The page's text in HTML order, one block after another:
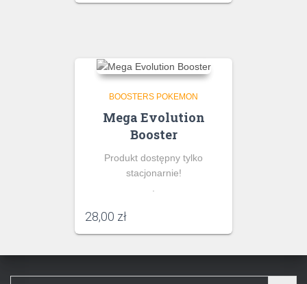
BOOSTERS POKEMON
Mega Evolution
Booster
Produkt dostępny tylko
stacjonarnie!
28,00 zł